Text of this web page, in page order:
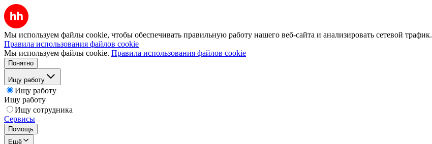
Мы используем файлы cookie, чтобы обеспечивать правильную работу нашего веб-сайта и анализировать сетевой трафик.
Правила использования файлов cookie
Мы используем файлы cookie. Правила использования файлов cookie
Понятно
Ищу работу
Ищу работу
Ищу работу
Ищу сотрудника
Сервисы
Помощь
Ещё